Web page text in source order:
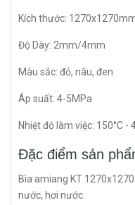
Kích thước:
Độ Dày: 2mm/4mm
Màu sắc: đỏ, nâu, đen
Áp suất: 4-5MPa
Nhiệt độ làm việc: 150°C -
Đặc điểm sản
Bìa amiang KT
nước, hơi nước.